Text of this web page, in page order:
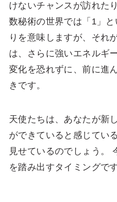
けないチャンスが訪れた
数秘術の世界では「1」
りを意味しますが、それ
は、さらに強いエネルギ
変化を恐れずに、前に進
きです。
天使たちは、あなたが新
ができていると感じてい
見せているのでしょう。
を踏み出すタイミングです